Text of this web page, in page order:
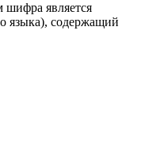
является
языка), содержащий